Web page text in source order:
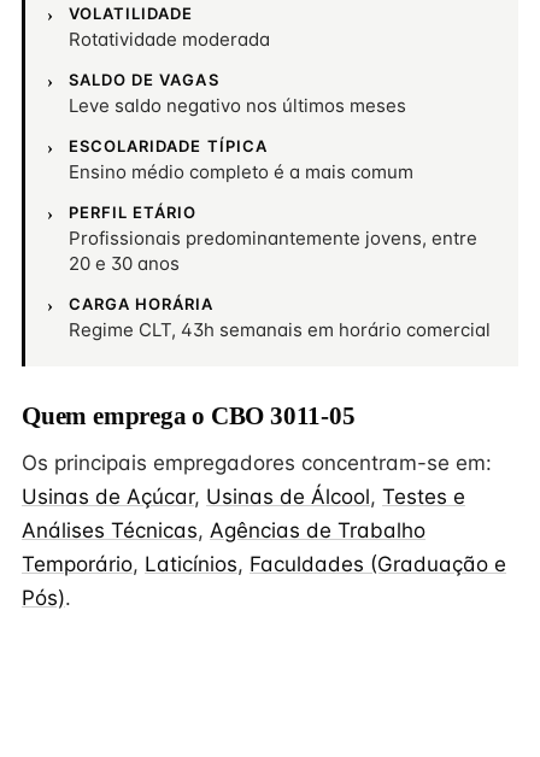
VOLATILIDADE
Rotatividade moderada
SALDO DE VAGAS
Leve saldo negativo nos últimos meses
ESCOLARIDADE TÍPICA
Ensino médio completo é a mais comum
PERFIL ETÁRIO
Profissionais predominantemente jovens, entre
20 e 30 anos
CARGA HORÁRIA
Regime CLT, 43h semanais em horário comercial
Quem emprega o CBO 3011-05
Os principais empregadores concentram-se em:
Usinas de Açúcar, Usinas de Álcool, Testes e
Análises Técnicas, Agências de Trabalho
Temporário, Laticínios, Faculdades (Graduação e
Pós).